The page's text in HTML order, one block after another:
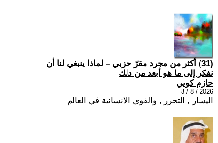
(31) أكثر من مجرد مقرّ حزبي – لماذا ينبغي لنا أن
نفكر إلى ما هو أبعد من ذلك
حازم كويي
2026 / 8 / 8
اليسار , التحرر , والقوى الانسانية في العالم